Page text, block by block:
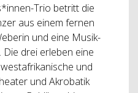
Trio betritt die
aus einem fernen
und eine Musik-
drei erleben eine
und
und Akrobatik